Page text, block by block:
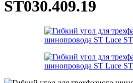
ST030.409.19